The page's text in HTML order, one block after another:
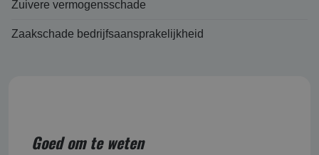
Zuivere vermogensschade
Zaakschade bedrijfsaansprakelijkheid
Goed om te weten